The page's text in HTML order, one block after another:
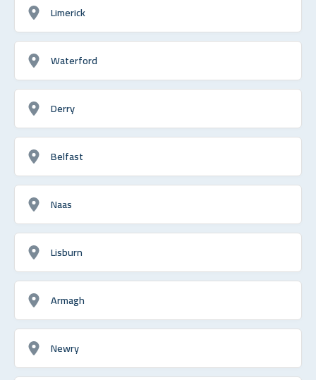
Limerick
Waterford
Derry
Belfast
Naas
Lisburn
Armagh
Newry